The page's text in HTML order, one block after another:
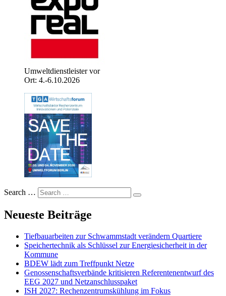
Umweltdienstleister vor
Ort: 4.-6.10.2026
Search …
Neueste Beiträge
Tiefbauarbeiten zur Schwammstadt verändern Quartiere
Speichertechnik als Schlüssel zur Energiesicherheit in der
Kommune
BDEW lädt zum Treffpunkt Netze
Genossenschaftsverbände kritisieren Referentenentwurf des
EEG 2027 und Netzanschlusspaket
ISH 2027: Rechenzentrumskühlung im Fokus